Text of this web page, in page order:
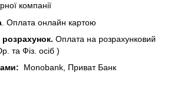
компанії
. Оплата онлайн картою
розрахунок. Оплата на розрахунковий
та Фіз. осіб )
Monobank, Приват Банк